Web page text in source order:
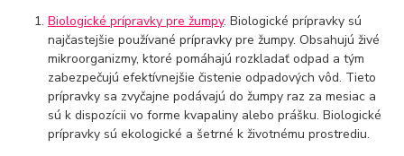
Biologické prípravky pre žumpy. Biologické prípravky sú
najčastejšie používané prípravky pre žumpy. Obsahujú živé
mikroorganizmy, ktoré pomáhajú rozkladať odpad a tým
zabezpečujú efektívnejšie čistenie odpadových vôd. Tieto
prípravky sa zvyčajne podávajú do žumpy raz za mesiac a
sú k dispozícii vo forme kvapaliny alebo prášku. Biologické
prípravky sú ekologické a šetrné k životnému prostrediu.